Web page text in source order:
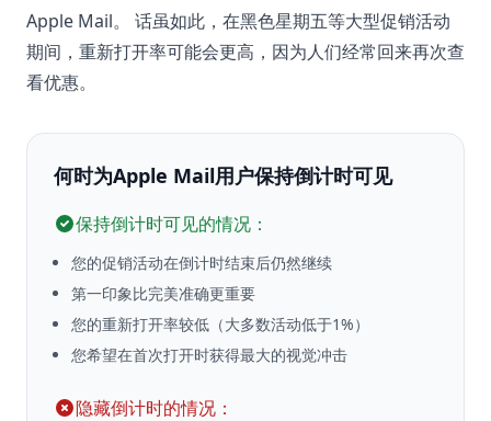
Apple Mail。 话虽如此，在黑色星期五等大型促销活动
期间，重新打开率可能会更高，因为人们经常回来再次查
看优惠。
何时为Apple Mail用户保持倒计时可见
保持倒计时可见的情况：
您的促销活动在倒计时结束后仍然继续
第一印象比完美准确更重要
您的重新打开率较低（大多数活动低于1%）
您希望在首次打开时获得最大的视觉冲击
隐藏倒计时的情况：